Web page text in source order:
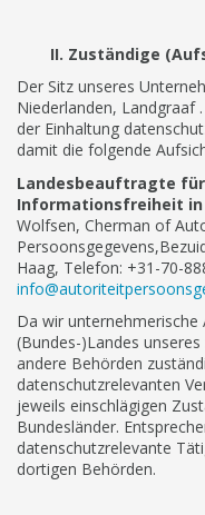
II. Zuständige
Der Sitz unseres
Niederlanden, Landgraaf
der Einhaltung
damit die folgende
Landesbeauftragte
Informationsfreiheit in
Wolfsen, Cherman of
Haag, Telefon: +31-70-
Da wir
(Bundes-)Landes
andere Behörden
datenschutzrelevanten
jeweils einschlägigen
Bundesländer.
datenschutzrelevante
dortigen Behörden.